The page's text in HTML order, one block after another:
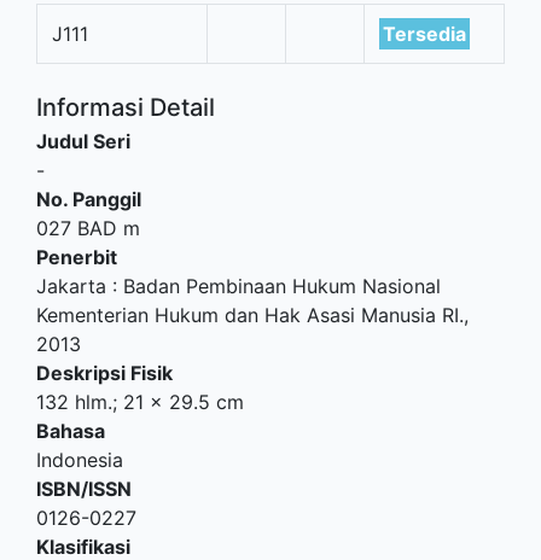
J111 Tersedia
Informasi Detail
Judul Seri
-
No. Panggil
027 BAD m
Penerbit
Jakarta : Badan Pembinaan Hukum Nasional
Kementerian Hukum dan Hak Asasi Manusia RI.,
2013
Deskripsi Fisik
132 hlm.; 21 x 29.5 cm
Bahasa
Indonesia
ISBN/ISSN
0126-0227
Klasifikasi